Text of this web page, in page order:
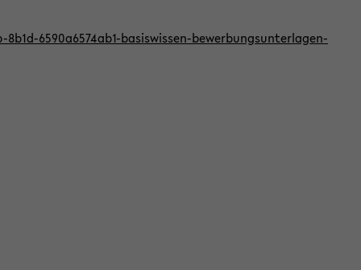
6590a6574ab1-basiswissen-bewerbungsunterlagen-